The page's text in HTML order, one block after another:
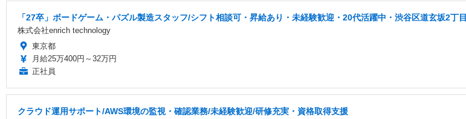
「27卒」ボードゲーム・パズル製造スタッフ/シフト相談可・昇給あり・未経験歓迎・20代活躍中・渋谷区道玄坂2丁目
株式会社enrich technology
東京都
月給25万400円～32万円
正社員
クラウド運用サポート/AWS環境の監視・確認業務/未経験歓迎/研修充実・資格取得支援